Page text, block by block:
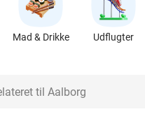
Mad & Drikke Udflugter